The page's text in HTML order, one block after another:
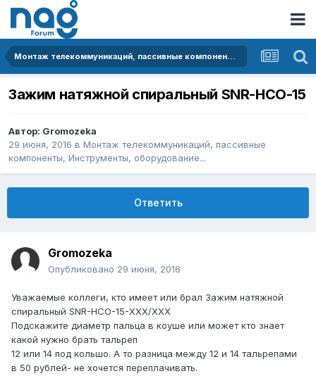
Монтаж телекоммуникаций, пассивные компоненты, Инструменты, оборудование...
Зажим натяжной спиральный SNR-НСО-15
Автор: Gromozeka
29 июня, 2016 в Монтаж телекоммуникаций, пассивные
компоненты, Инструменты, оборудование...
Ответить
Gromozeka
Опубликовано 29 июня, 2016
Уважаемые коллеги, кто имеет или брал Зажим натяжной
спиральный SNR-НСО-15-XXX/XXX
Подскажите диаметр пальца в коуше или может кто знает
какой нужно брать тальреп
12 или 14 под кольшо. А то разница между 12 и 14 тальрепами
в 50 рублей- не хочется переплачивать.